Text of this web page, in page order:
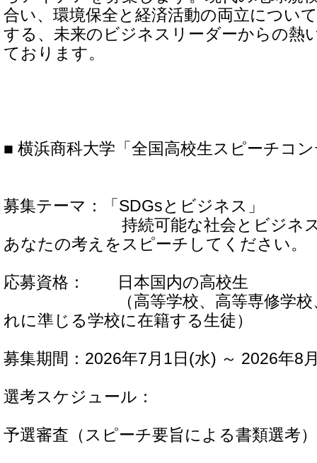
合い、環境保全と経済活動の両立につい
する、未来のビジネスリーダーからの熱
ております。
■ 横浜商科大学「全国高校生スピーチコ
募集テーマ：「SDGsとビジネス」
持続可能な社会とビジネスの
あなたの考えをスピーチしてください。
応募資格： 日本国内の高校生
（高等学校、高等専修学校、
れに準じる学校に在籍する生徒）
募集期間：2026年7月1日(水) ～ 2026年8
選考スケジュール：
予選審査（スピーチ要旨による書類選考